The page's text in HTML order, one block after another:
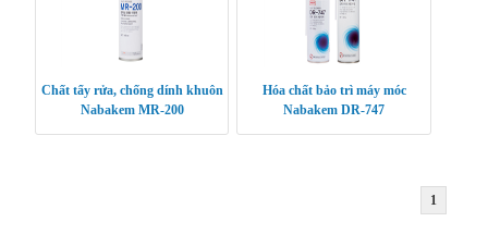
Chất tẩy rửa, chống dính khuôn
Nabakem MR-200
Hóa chất bảo trì máy móc
Nabakem DR-747
1